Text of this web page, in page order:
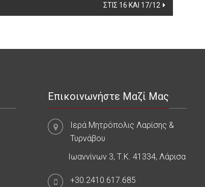
ΣΤΙΣ 16 ΚΑΙ 17/12
Επικοινωνήστε Μαζί Μας
Ιερά Μητρόπολις Λαρίσης &
Τυρνάβου
Ιωαννίνων 3, Τ.Κ. 41334, Λάρισα
+30.2410.617.685